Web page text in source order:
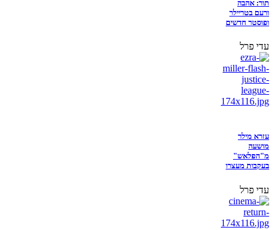
תור: אהבה
ורעם בטריילר
ופוסטר חדשים
עדי פרל
עזרא מילר
מושעה
מ"הפלאש"
בעקבות מעצרו
עדי פרל